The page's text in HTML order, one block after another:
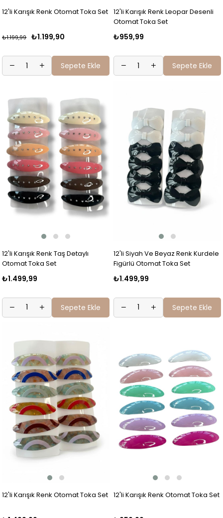
12'li Karışık Renk Otomat Toka Set
₺1.199,90
₺1.199,99
Sepete Ekle
12'li Karışık Renk Leopar Desenli
Otomat Toka Set
₺959,99
Sepete Ekle
12'li Karışık Renk Taş Detaylı
Otomat Toka Set
₺1.499,99
Sepete Ekle
12'li Siyah Ve Beyaz Renk Kurdele
Figürlü Otomat Toka Set
₺1.499,99
Sepete Ekle
12'li Karışık Renk Otomat Toka Set 12'li Karışık Renk Otomat Toka Set